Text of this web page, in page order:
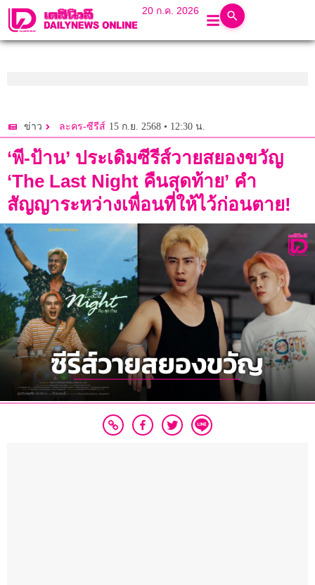
20 ก.ค. 2026
ข่าว ละคร-ซีรีส์ 15 ก.ย. 2568 • 12:30 น.
‘พี-ป้าน’ ประเดิมซีรีส์วายสยองขวัญ
‘The Last Night คืนสุดท้าย’ คำ
สัญญาระหว่างเพื่อนที่ให้ไว้ก่อนตาย!